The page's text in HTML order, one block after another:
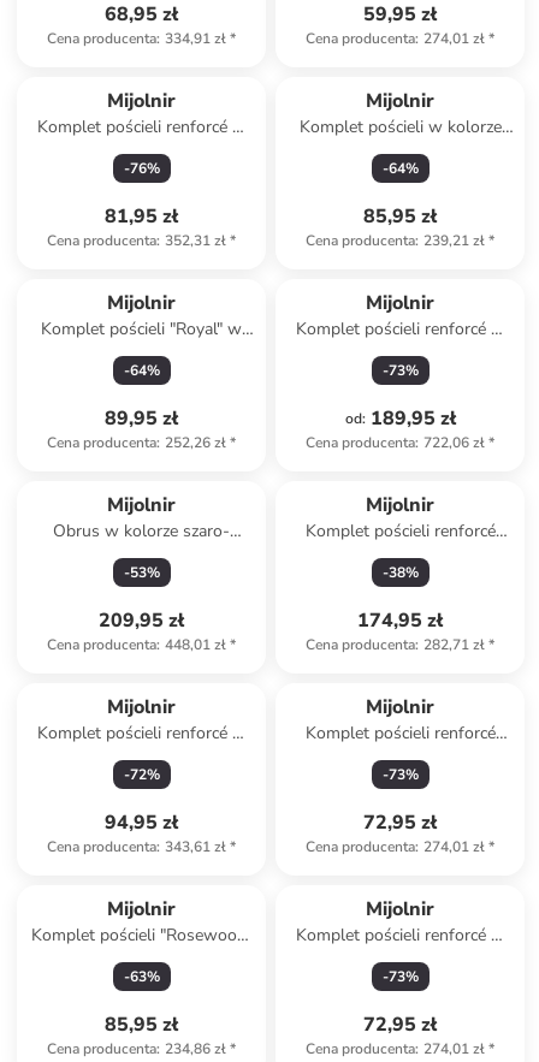
68,95 zł
Cena producenta: 334,91 zł*
59,95 zł
Cena producenta: 274,01 zł*
Mijolnir
Komplet pościeli renforcé w
kolorze beżowo-białym
-76%
81,95 zł
Cena producenta: 352,31 zł*
Mijolnir
Komplet pościeli w kolorze
jasnoróżowym
-64%
85,95 zł
Cena producenta: 239,21 zł*
Mijolnir
Komplet pościeli "Royal" w
kolorze białym ze wzorem
-64%
89,95 zł
Cena producenta: 252,26 zł*
Mijolnir
Komplet pościeli renforcé w
kolorze kremowo-beżowym
-73%
od: 189,95 zł
Cena producenta: 722,06 zł*
Mijolnir
Obrus w kolorze szaro-
beżowym
-53%
209,95 zł
Cena producenta: 448,01 zł*
Mijolnir
Komplet pościeli renforcé
"Formo" w kolorze biało-
beżowym
-38%
174,95 zł
Cena producenta: 282,71 zł*
Mijolnir
Komplet pościeli renforcé w
kolorze kremowo-brązowym
-72%
94,95 zł
Cena producenta: 343,61 zł*
Mijolnir
Komplet pościeli renforcé
"Code" w kolorze czarno-
białym
-73%
72,95 zł
Cena producenta: 274,01 zł*
Mijolnir
Komplet pościeli "Rosewood"
w kolorze różowym
-63%
85,95 zł
Cena producenta: 234,86 zł*
Mijolnir
Komplet pościeli renforcé w
kolorze kremowo-beżowym
-73%
72,95 zł
Cena producenta: 274,01 zł*